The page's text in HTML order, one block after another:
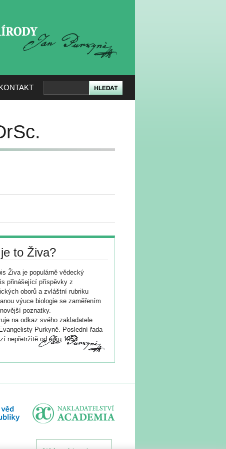
to Živa?
Živa je populárně vědecký
přinášející příspěvky z
oborů a zvláštní rubriku
výuce biologie se zaměřením
poznatky.
na odkaz svého zakladatele
Purkyně. Poslední řada
nepřetržitě od roku 1953.